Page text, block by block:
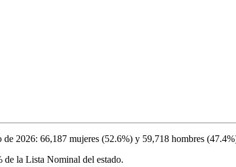
de 2026: 66,187 mujeres (52.6%) y 59,718 hombres (47.4%
de la Lista Nominal del estado.